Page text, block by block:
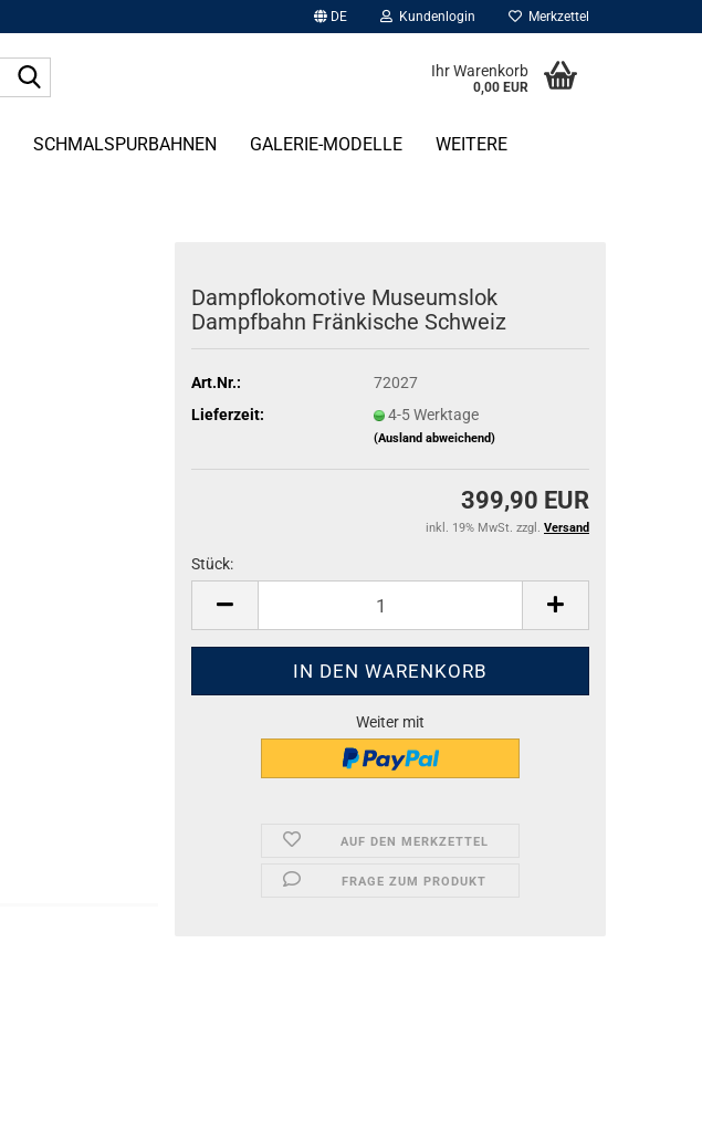
DE Kundenlogin Merkzettel
Ihr Warenkorb
0,00 EUR
SCHMALSPURBAHNEN GALERIE-MODELLE WEITERE
Dampflokomotive Museumslok
Dampfbahn Fränkische Schweiz
Art.Nr.:
72027
Lieferzeit:
4-5 Werktage
(Ausland abweichend)
399,90 EUR
inkl. 19% MwSt. zzgl. Versand
Stück:
Stück
Weiter mit
AUF DEN MERKZETTEL
FRAGE ZUM PRODUKT